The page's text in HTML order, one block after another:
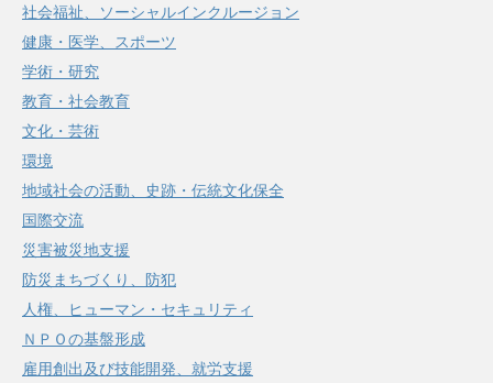
社会福祉、ソーシャルインクルージョン
健康・医学、スポーツ
学術・研究
教育・社会教育
文化・芸術
環境
地域社会の活動、史跡・伝統文化保全
国際交流
災害被災地支援
防災まちづくり、防犯
人権、ヒューマン・セキュリティ
ＮＰＯの基盤形成
雇用創出及び技能開発、就労支援